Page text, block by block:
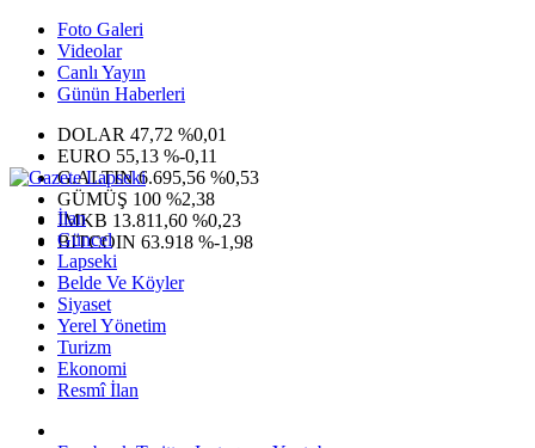
Foto Galeri
Videolar
Canlı Yayın
Günün Haberleri
DOLAR 47,72 %0,01
EURO 55,13 %-0,11
G.ALTIN6.695,56 %0,53
GÜMÜŞ 100 %2,38
IMKB 13.811,60 %0,23
BITCOIN 63.918 %-1,98
İlan
Güncel
Lapseki
Belde Ve Köyler
Siyaset
Yerel Yönetim
Turizm
Ekonomi
Resmî İlan